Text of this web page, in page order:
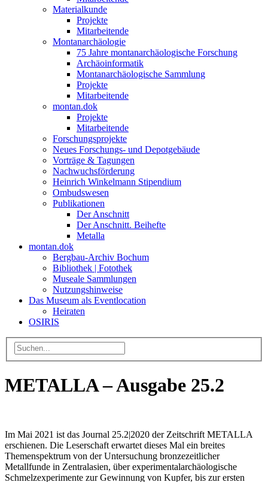
Materialkunde
Projekte
Mitarbeitende
Montanarchäologie
75 Jahre montanarchäologische Forschung
Archäoinformatik
Montanarchäologische Sammlung
Projekte
Mitarbeitende
montan.dok
Projekte
Mitarbeitende
Forschungsprojekte
Neues Forschungs- und Depotgebäude
Vorträge & Tagungen
Nachwuchsförderung
Heinrich Winkelmann Stipendium
Ombudswesen
Publikationen
Der Anschnitt
Der Anschnitt. Beihefte
Metalla
montan.dok
Bergbau-Archiv Bochum
Bibliothek | Fotothek
Museale Sammlungen
Nutzungshinweise
Das Museum als Eventlocation
Heiraten
OSIRIS
METALLA – Ausgabe 25.2
Im Mai 2021 ist das Journal 25.2|2020 der Zeitschrift METALLA
erschienen. Die Leserschaft erwartet dieses Mal ein breites
Themenspektrum von der Untersuchung bronzezeitlicher
Metallfunde in Zentralasien, über experimentalarchäologische
Schmelzexperimente zur Gewinnung von Kupfer, bis zur ersten